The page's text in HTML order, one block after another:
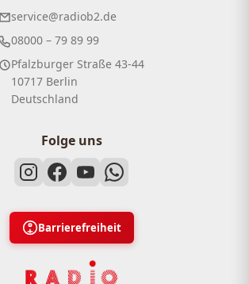
service@radiob2.de
08000 – 79 89 99
Pfalzburger Straße 43-44
10717 Berlin
Deutschland
Folge uns
Barrierefreiheit